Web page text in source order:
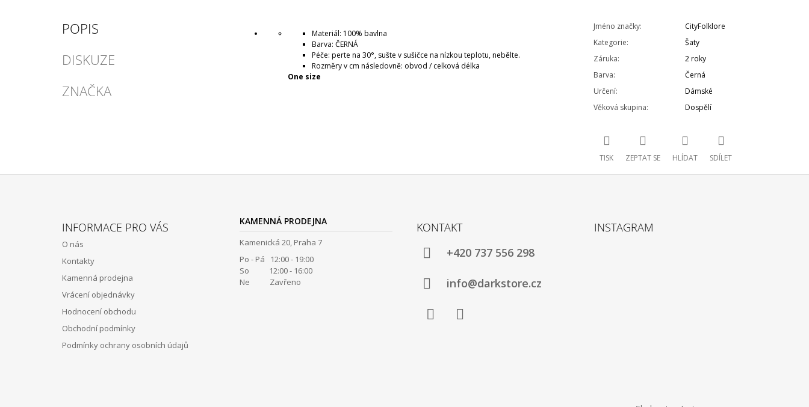
POPIS
DISKUZE
ZNAČKA
Materiál: 100% bavlna
Barva: ČERNÁ
Péče: perte na 30°, sušte v sušičce na nízkou teplotu, nebělte.
Rozměry v cm následovně: obvod / celková délka
One size
Jméno značky:
CityFolklore
Kategorie:
Šaty
Záruka:
2 roky
Barva:
Černá
Určení:
Dámské
Věková skupina: Dospělí
TISK ZEPTAT SE HLÍDAT SDÍLET
INFORMACE PRO VÁS
O nás
Kontakty
Kamenná prodejna
Vrácení objednávky
Hodnocení obchodu
Obchodní podmínky
Podmínky ochrany osobních údajů
KAMENNÁ PRODEJNA
Kamenická 20, Praha 7
Po - Pá 12:00 - 19:00
So 12:00 - 16:00
Ne Zavřeno
KONTAKT
+420 737 556 298
info@darkstore.cz
INSTAGRAM